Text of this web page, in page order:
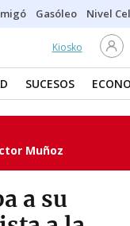
Gasóleo Nivel
Kiosko
SUCESOS
Muñoz
a su